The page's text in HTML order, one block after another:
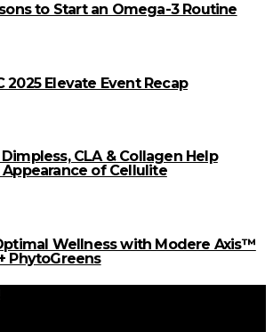
to Start an Omega-3 Routine
2025 Elevate Event Recap
Dimpless, CLA & Collagen Help
Appearance of Cellulite
Wellness with Modere Axis™
PhytoGreens